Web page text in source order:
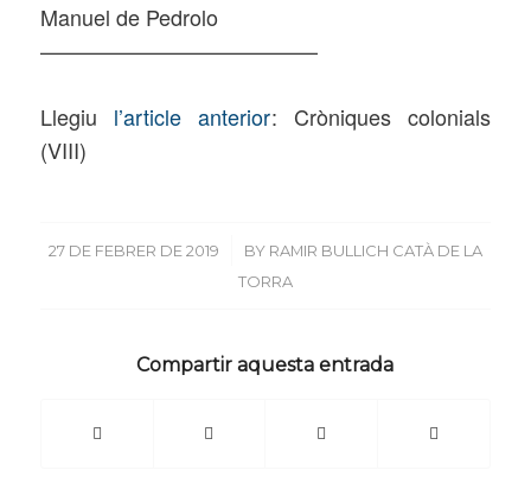
Manuel de Pedrolo
—————————————
Llegiu l’article anterior: Cròniques colonials
(VIII)
27 DE FEBRER DE 2019
/ BY RAMIR BULLICH CATÀ DE LA
TORRA
Compartir aquesta entrada